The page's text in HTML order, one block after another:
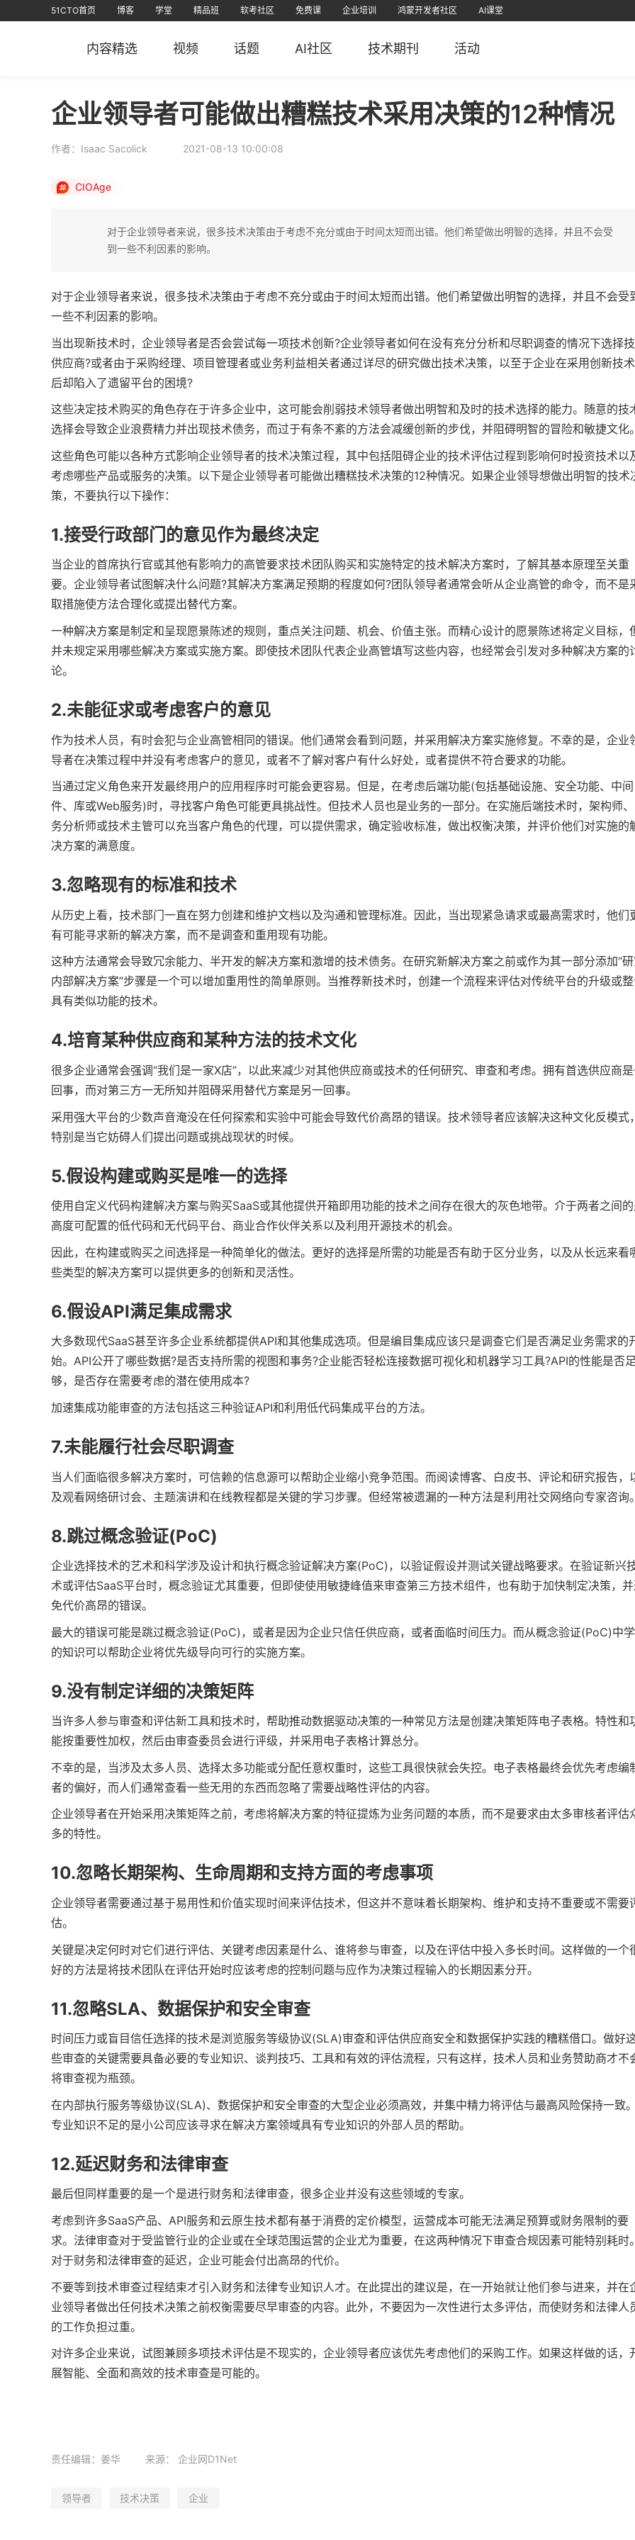
51CTO首页 博客 学堂 精品班 软考社区 免费课 企业培训 鸿蒙开发者社区 AI课堂
内容精选 视频 话题 AI社区 技术期刊 活动
企业领导者可能做出糟糕技术采用决策的12种情况
作者：Isaac Sacolick 2021-08-13 10:00:08
CIOAge
对于企业领导者来说，很多技术决策由于考虑不充分或由于时间太短而出错。他们希望做出明智的选择，并且不会受
到一些不利因素的影响。
对于企业领导者来说，很多技术决策由于考虑不充分或由于时间太短而出错。他们希望做出明智的选择，并且不会受
一些不利因素的影响。
当出现新技术时，企业领导者是否会尝试每一项技术创新?企业领导者如何在没有充分分析和尽职调查的情况下选择
供应商?或者由于采购经理、项目管理者或业务利益相关者通过详尽的研究做出技术决策，以至于企业在采用创新技
后却陷入了遗留平台的困境?
这些决定技术购买的角色存在于许多企业中，这可能会削弱技术领导者做出明智和及时的技术选择的能力。随意的技
选择会导致企业浪费精力并出现技术债务，而过于有条不紊的方法会减缓创新的步伐，并阻碍明智的冒险和敏捷文化。
这些角色可能以各种方式影响企业领导者的技术决策过程，其中包括阻碍企业的技术评估过程到影响何时投资技术以
考虑哪些产品或服务的决策。以下是企业领导者可能做出糟糕技术决策的12种情况。如果企业领导想做出明智的技术
策，不要执行以下操作：
1.接受行政部门的意见作为最终决定
当企业的首席执行官或其他有影响力的高管要求技术团队购买和实施特定的技术解决方案时，了解其基本原理至关重
要。企业领导者试图解决什么问题?其解决方案满足预期的程度如何?团队领导者通常会听从企业高管的命令，而不是
取措施使方法合理化或提出替代方案。
一种解决方案是制定和呈现愿景陈述的规则，重点关注问题、机会、价值主张。而精心设计的愿景陈述将定义目标，
并未规定采用哪些解决方案或实施方案。即使技术团队代表企业高管填写这些内容，也经常会引发对多种解决方案的
论。
2.未能征求或考虑客户的意见
作为技术人员，有时会犯与企业高管相同的错误。他们通常会看到问题，并采用解决方案实施修复。不幸的是，企业
导者在决策过程中并没有考虑客户的意见，或者不了解对客户有什么好处，或者提供不符合要求的功能。
当通过定义角色来开发最终用户的应用程序时可能会更容易。但是，在考虑后端功能(包括基础设施、安全功能、中间
件、库或Web服务)时，寻找客户角色可能更具挑战性。但技术人员也是业务的一部分。在实施后端技术时，架构师
务分析师或技术主管可以充当客户角色的代理，可以提供需求，确定验收标准，做出权衡决策，并评价他们对实施的
决方案的满意度。
3.忽略现有的标准和技术
从历史上看，技术部门一直在努力创建和维护文档以及沟通和管理标准。因此，当出现紧急请求或最高需求时，他们
有可能寻求新的解决方案，而不是调查和重用现有功能。
这种方法通常会导致冗余能力、半开发的解决方案和激增的技术债务。在研究新解决方案之前或作为其一部分添加“
内部解决方案”步骤是一个可以增加重用性的简单原则。当推荐新技术时，创建一个流程来评估对传统平台的升级或
具有类似功能的技术。
4.培育某种供应商和某种方法的技术文化
很多企业通常会强调“我们是一家X店”，以此来减少对其他供应商或技术的任何研究、审查和考虑。拥有首选供应商
回事，而对第三方一无所知并阻碍采用替代方案是另一回事。
采用强大平台的少数声音淹没在任何探索和实验中可能会导致代价高昂的错误。技术领导者应该解决这种文化反模式，
特别是当它妨碍人们提出问题或挑战现状的时候。
5.假设构建或购买是唯一的选择
使用自定义代码构建解决方案与购买SaaS或其他提供开箱即用功能的技术之间存在很大的灰色地带。介于两者之间
高度可配置的低代码和无代码平台、商业合作伙伴关系以及利用开源技术的机会。
因此，在构建或购买之间选择是一种简单化的做法。更好的选择是所需的功能是否有助于区分业务，以及从长远来看
些类型的解决方案可以提供更多的创新和灵活性。
6.假设API满足集成需求
大多数现代SaaS甚至许多企业系统都提供API和其他集成选项。但是编目集成应该只是调查它们是否满足业务需求的
始。API公开了哪些数据?是否支持所需的视图和事务?企业能否轻松连接数据可视化和机器学习工具?API的性能是否足
够，是否存在需要考虑的潜在使用成本?
加速集成功能审查的方法包括这三种验证API和利用低代码集成平台的方法。
7.未能履行社会尽职调查
当人们面临很多解决方案时，可信赖的信息源可以帮助企业缩小竞争范围。而阅读博客、白皮书、评论和研究报告，
及观看网络研讨会、主题演讲和在线教程都是关键的学习步骤。但经常被遗漏的一种方法是利用社交网络向专家咨询。
8.跳过概念验证(PoC)
企业选择技术的艺术和科学涉及设计和执行概念验证解决方案(PoC)，以验证假设并测试关键战略要求。在验证新兴
术或评估SaaS平台时，概念验证尤其重要，但即使使用敏捷峰值来审查第三方技术组件，也有助于加快制定决策，
免代价高昂的错误。
最大的错误可能是跳过概念验证(PoC)，或者是因为企业只信任供应商，或者面临时间压力。而从概念验证(PoC)中
的知识可以帮助企业将优先级导向可行的实施方案。
9.没有制定详细的决策矩阵
当许多人参与审查和评估新工具和技术时，帮助推动数据驱动决策的一种常见方法是创建决策矩阵电子表格。特性和
能按重要性加权，然后由审查委员会进行评级，并采用电子表格计算总分。
不幸的是，当涉及太多人员、选择太多功能或分配任意权重时，这些工具很快就会失控。电子表格最终会优先考虑编
者的偏好，而人们通常查看一些无用的东西而忽略了需要战略性评估的内容。
企业领导者在开始采用决策矩阵之前，考虑将解决方案的特征提炼为业务问题的本质，而不是要求由太多审核者评估
多的特性。
10.忽略长期架构、生命周期和支持方面的考虑事项
企业领导者需要通过基于易用性和价值实现时间来评估技术，但这并不意味着长期架构、维护和支持不重要或不需要
估。
关键是决定何时对它们进行评估、关键考虑因素是什么、谁将参与审查，以及在评估中投入多长时间。这样做的一个
好的方法是将技术团队在评估开始时应该考虑的控制问题与应作为决策过程输入的长期因素分开。
11.忽略SLA、数据保护和安全审查
时间压力或盲目信任选择的技术是浏览服务等级协议(SLA)审查和评估供应商安全和数据保护实践的糟糕借口。做好
些审查的关键需要具备必要的专业知识、谈判技巧、工具和有效的评估流程，只有这样，技术人员和业务赞助商才不
将审查视为瓶颈。
在内部执行服务等级协议(SLA)、数据保护和安全审查的大型企业必须高效，并集中精力将评估与最高风险保持一致。
专业知识不足的是小公司应该寻求在解决方案领域具有专业知识的外部人员的帮助。
12.延迟财务和法律审查
最后但同样重要的是一个是进行财务和法律审查，很多企业并没有这些领域的专家。
考虑到许多SaaS产品、API服务和云原生技术都有基于消费的定价模型，运营成本可能无法满足预算或财务限制的要
求。法律审查对于受监管行业的企业或在全球范围运营的企业尤为重要，在这两种情况下审查合规因素可能特别耗时。
对于财务和法律审查的延迟，企业可能会付出高昂的代价。
不要等到技术审查过程结束才引入财务和法律专业知识人才。在此提出的建议是，在一开始就让他们参与进来，并在
业领导者做出任何技术决策之前权衡需要尽早审查的内容。此外，不要因为一次性进行太多评估，而使财务和法律人
的工作负担过重。
对许多企业来说，试图兼顾多项技术评估是不现实的，企业领导者应该优先考虑他们的采购工作。如果这样做的话，
展智能、全面和高效的技术审查是可能的。
责任编辑：姜华 来源： 企业网D1Net
领导者 技术决策 企业